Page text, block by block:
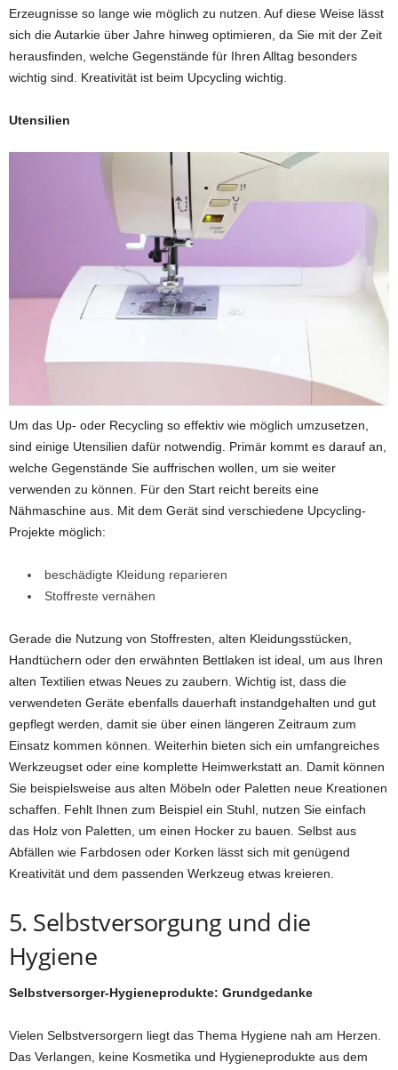
Erzeugnisse so lange wie möglich zu nutzen. Auf diese Weise lässt
sich die Autarkie über Jahre hinweg optimieren, da Sie mit der Zeit
herausfinden, welche Gegenstände für Ihren Alltag besonders
wichtig sind. Kreativität ist beim Upcycling wichtig.
Utensilien
Um das Up- oder Recycling so effektiv wie möglich umzusetzen,
sind einige Utensilien dafür notwendig. Primär kommt es darauf an,
welche Gegenstände Sie auffrischen wollen, um sie weiter
verwenden zu können. Für den Start reicht bereits eine
Nähmaschine aus. Mit dem Gerät sind verschiedene Upcycling-
Projekte möglich:
beschädigte Kleidung reparieren
Stoffreste vernähen
Gerade die Nutzung von Stoffresten, alten Kleidungsstücken,
Handtüchern oder den erwähnten Bettlaken ist ideal, um aus Ihren
alten Textilien etwas Neues zu zaubern. Wichtig ist, dass die
verwendeten Geräte ebenfalls dauerhaft instandgehalten und gut
gepflegt werden, damit sie über einen längeren Zeitraum zum
Einsatz kommen können. Weiterhin bieten sich ein umfangreiches
Werkzeugset oder eine komplette Heimwerkstatt an. Damit können
Sie beispielsweise aus alten Möbeln oder Paletten neue Kreationen
schaffen. Fehlt Ihnen zum Beispiel ein Stuhl, nutzen Sie einfach
das Holz von Paletten, um einen Hocker zu bauen. Selbst aus
Abfällen wie Farbdosen oder Korken lässt sich mit genügend
Kreativität und dem passenden Werkzeug etwas kreieren.
5. Selbstversorgung und die
Hygiene
Selbstversorger-Hygieneprodukte: Grundgedanke
Vielen Selbstversorgern liegt das Thema Hygiene nah am Herzen.
Das Verlangen, keine Kosmetika und Hygieneprodukte aus dem